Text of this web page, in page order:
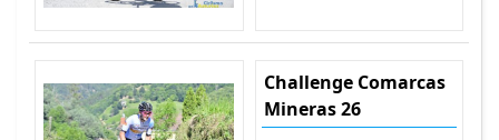
Challenge Comarcas
Mineras 26